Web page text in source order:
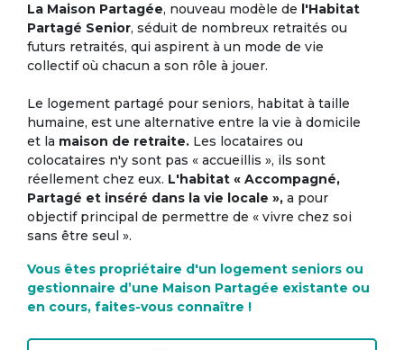
La Maison Partagée, nouveau modèle de l'Habitat
Partagé Senior, séduit de nombreux retraités ou
futurs retraités, qui aspirent à un mode de vie
collectif où chacun a son rôle à jouer.
Le logement partagé pour seniors, habitat à taille
humaine, est une alternative entre la vie à domicile
et la maison de retraite. Les locataires ou
colocataires n'y sont pas « accueillis », ils sont
réellement chez eux. L'habitat « Accompagné,
Partagé et inséré dans la vie locale », a pour
objectif principal de permettre de « vivre chez soi
sans être seul ».
Vous êtes propriétaire d'un logement seniors ou
gestionnaire d’une Maison Partagée existante ou
en cours, faites-vous connaître !